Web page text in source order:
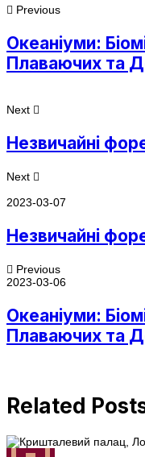
Previous
Океаніуми:
Плаваючих та
Next
Незвичайні
Next
2023-03-07
Незвичайні
Previous
2023-03-06
Океаніуми:
Плаваючих та
Related